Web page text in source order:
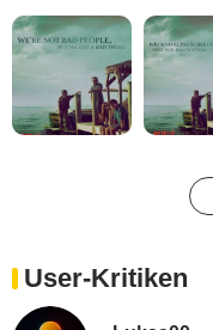
User-Kritiken